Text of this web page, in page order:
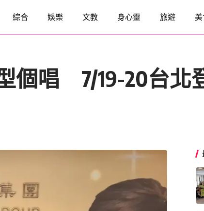
綜合 娛樂 文教 身心靈 旅遊
個唱 7/19-20台北